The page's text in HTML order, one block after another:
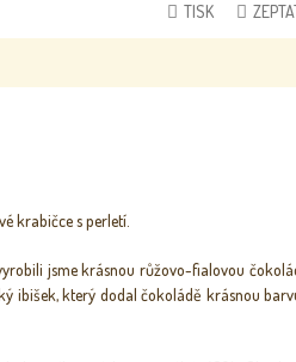
TISK
krabičce s perletí.
jsme krásnou růžovo-fialovou
ibišek, který dodal čokoládě krásnou